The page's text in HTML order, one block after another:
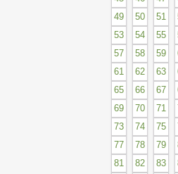
49
50 51
53
54 55
57
58 59
61
62 63
65
66 67
69
70 71
73
74 75
77
78 79
81
82 83